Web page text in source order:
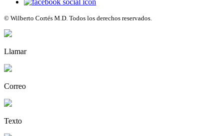
© Wilberto Cortés M.D. Todos los derechos reservados.
Llamar
Correo
Texto